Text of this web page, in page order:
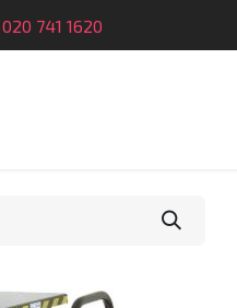
020 741 1620